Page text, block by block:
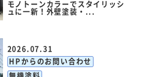
モノトーンカラーでスタイリッシ
ュに一新！外壁塗装・...
2026.07.31
HPからのお問い合わせ